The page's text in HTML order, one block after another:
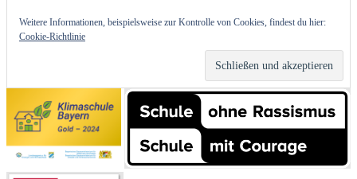
Weitere Informationen, beispielsweise zur Kontrolle von Cookies, findest du hier:
Cookie-Richtlinie